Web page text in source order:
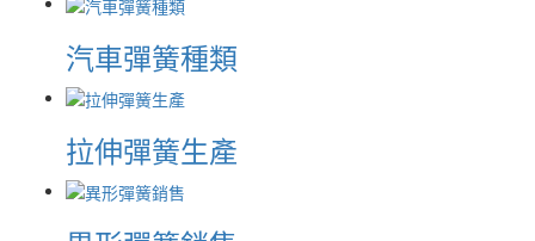
汽車彈簧種類
拉伸彈簧生產